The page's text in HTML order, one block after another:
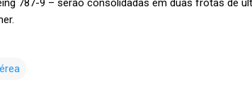
787-9 – serão consolidadas em duas frotas de